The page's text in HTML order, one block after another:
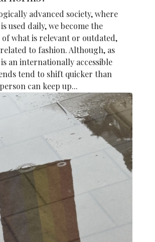
advanced society, where
used daily, we become the
what is relevant or outdated,
to fashion. Although, as
an internationally accessible
tend to shift quicker than
can keep up...